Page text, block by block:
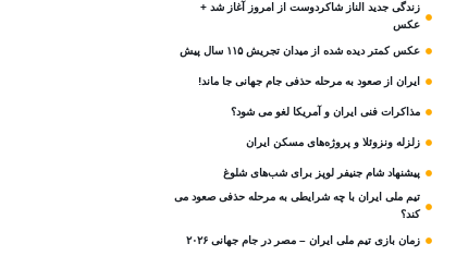
زندگی جدید الناز شاکردوست از امروز آغاز شد +
عکس
عکس کمتر دیده شده از میدان تجریش ۱۱۵ سال پیش
ایران از صعود به مرحله حذفی جام جهانی جا ماند!
مذاکرات فنی ایران و آمریکا لغو می شود؟
زلزله ونزوئلا و پروژه‌های مسکن ایران
پیشنهاد شام جنیفر لوپز برای شب‌های شلوغ
تیم ملی ایران با چه شرایطی به مرحله حذفی صعود می
کند؟
زمان بازی تیم ملی ایران – مصر در جام جهانی ۲۰۲۶